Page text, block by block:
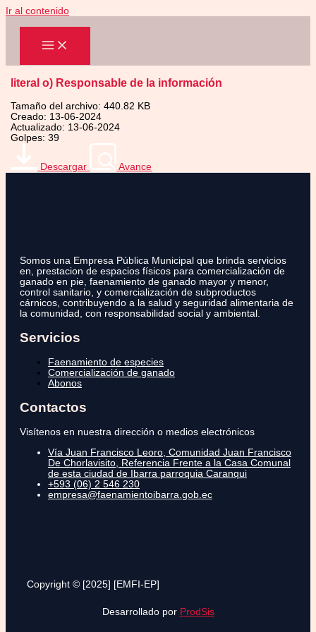
Ir al contenido
literal o) Responsable de la información
Tamaño del archivo: 440.82 KB
Creado: 13-06-2024
Actualizado: 13-06-2024
Golpes: 39
Descargar Avance
Somos una Empresa Pública Municipal que brinda servicios
en, prestacion de espacios físicos para comercialización de
ganado en pie, faenamiento de ganado mayor y menor,
control sanitario, y comercialización de subproductos
cárnicos, contribuyendo a la salud y seguridad alimentaria de
la comunidad, con responsabilidad social y ambiental.
Servicios
Faenamiento de especies
Comercialización de ganado
Abonos
Contactos
Visítenos en nuestra dirección o medios electrónicos
Vía Juan Francisco Leoro, Comunidad Juan Francisco
De Chorlavisito, Referencia Frente a la Casa Comunal
de esta ciudad de Ibarra parroquia Caranqui
+593 (06) 2 546 230
empresa@faenamientoibarra.gob.ec
Copyright © [2025] [EMFI-EP]
Desarrollado por ProdSis